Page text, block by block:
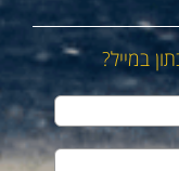
במייל?